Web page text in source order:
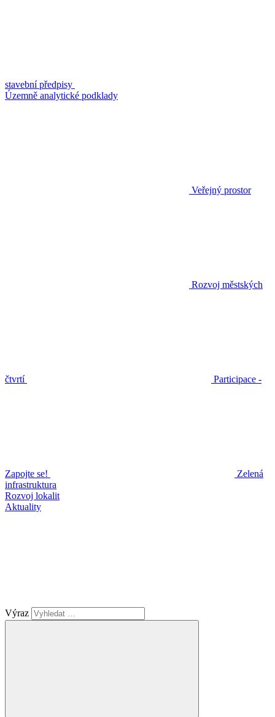
stavební předpisy
Územně analytické podklady
Veřejný prostor
Rozvoj městských
čtvrtí Participace -
Zapojte se!
Zelená
infrastruktura
Rozvoj lokalit
Aktuality
Výraz